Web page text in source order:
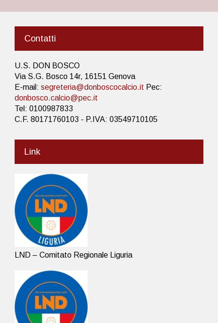
Contatti
U.S. DON BOSCO
Via S.G. Bosco 14r, 16151 Genova
E-mail: segreteria@donboscocalcio.it Pec:
donbosco.calcio@pec.it
Tel: 0100987833
C.F. 80171760103 - P.IVA: 03549710105
Link
LND – Comitato Regionale Liguria